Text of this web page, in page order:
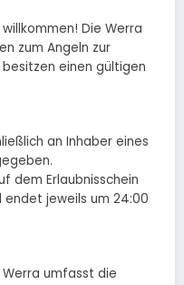
Die Werra
zum Angeln zur
einen gültigen
an Inhaber eines
dem Erlaubnisschein
jeweils um 24:00
umfasst die